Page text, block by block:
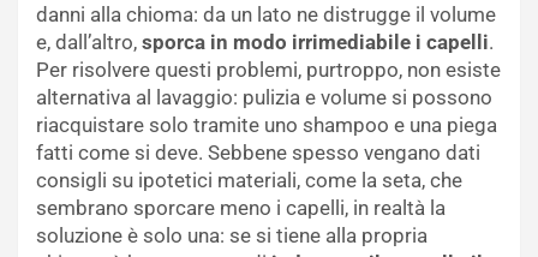
danni alla chioma: da un lato ne distrugge il volume
e, dall’altro, sporca in modo irrimediabile i capelli.
Per risolvere questi problemi, purtroppo, non esiste
alternativa al lavaggio: pulizia e volume si possono
riacquistare solo tramite uno shampoo e una piega
fatti come si deve. Sebbene spesso vengano dati
consigli su ipotetici materiali, come la seta, che
sembrano sporcare meno i capelli, in realtà la
soluzione è solo una: se si tiene alla propria